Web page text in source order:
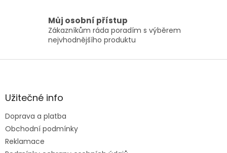
Můj osobní přístup
Zákazníkům ráda poradím s výběrem
nejvhodnějšího produktu
Z
aUžitečné info
Doprava a platba
Obchodní podmínky
Reklamace